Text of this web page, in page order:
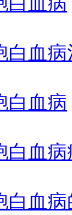
白血
白血病
白血病
白血